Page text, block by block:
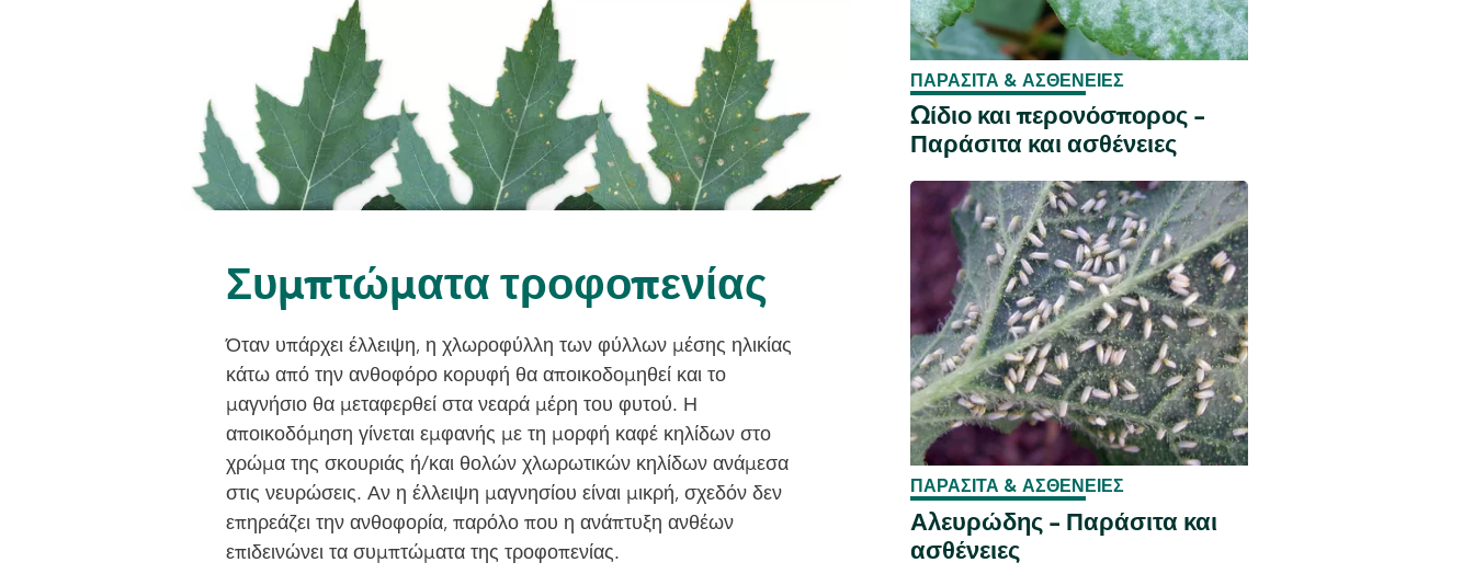
Συμπτώματα τροφοπενίας
Όταν υπάρχει έλλειψη, η χλωροφύλλη των φύλλων μέσης ηλικίας
κάτω από την ανθοφόρο κορυφή θα αποικοδομηθεί και το
μαγνήσιο θα μεταφερθεί στα νεαρά μέρη του φυτού. Η
αποικοδόμηση γίνεται εμφανής με τη μορφή καφέ κηλίδων στο
χρώμα της σκουριάς ή/και θολών χλωρωτικών κηλίδων ανάμεσα
στις νευρώσεις. Αν η έλλειψη μαγνησίου είναι μικρή, σχεδόν δεν
επηρεάζει την ανθοφορία, παρόλο που η ανάπτυξη ανθέων
επιδεινώνει τα συμπτώματα της τροφοπενίας.
ΠΑΡΆΣΙΤΑ & ΑΣΘΈΝΕΙΕΣ
Ωίδιο και περονόσπορος -
Παράσιτα και ασθένειες
ΠΑΡΆΣΙΤΑ & ΑΣΘΈΝΕΙΕΣ
Αλευρώδης - Παράσιτα και
ασθένειες